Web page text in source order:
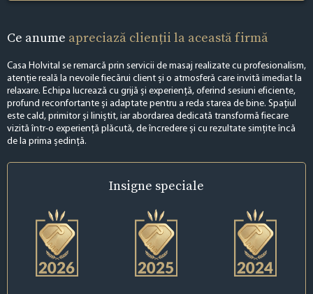
Ce anume apreciază clienții la această firmă
Casa Holvital se remarcă prin servicii de masaj realizate cu profesionalism,
atenție reală la nevoile fiecărui client și o atmosferă care invită imediat la
relaxare. Echipa lucrează cu grijă și experiență, oferind sesiuni eficiente,
profund reconfortante și adaptate pentru a reda starea de bine. Spațiul
este cald, primitor și liniștit, iar abordarea dedicată transformă fiecare
vizită într-o experiență plăcută, de încredere și cu rezultate simțite încă
de la prima ședință.
Insigne speciale